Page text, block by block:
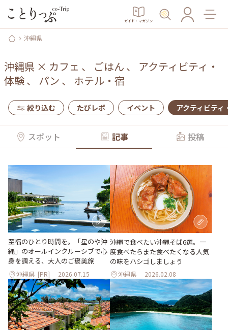
ガイド・マガジン
沖縄県
沖縄県 × カフェ 、 ごはん 、 アクティビティ・
体験、 パン 、 ホテル・宿
絞り込む たびレポ イベント アクティビティ
スポット 記事 投稿
至福のひとり時間を。「星のや沖
縄」のオールインクルーシブで心
身を調える、大人のご褒美旅
沖縄県 [PR] 2026.07.15
沖縄で食べたい沖縄そば6選。一
度食べたらまた食べたくなる人気
の味をハシゴしましょう
沖縄県 2026.02.08